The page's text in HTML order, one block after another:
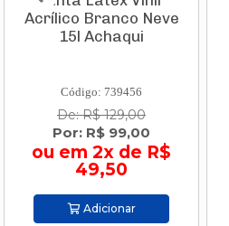
Acrílico Branco Neve
15l Achaqui
Código: 739456
De: R$ 129,00
Por: R$ 99,00
ou em 2x de R$
49,50
Adicionar